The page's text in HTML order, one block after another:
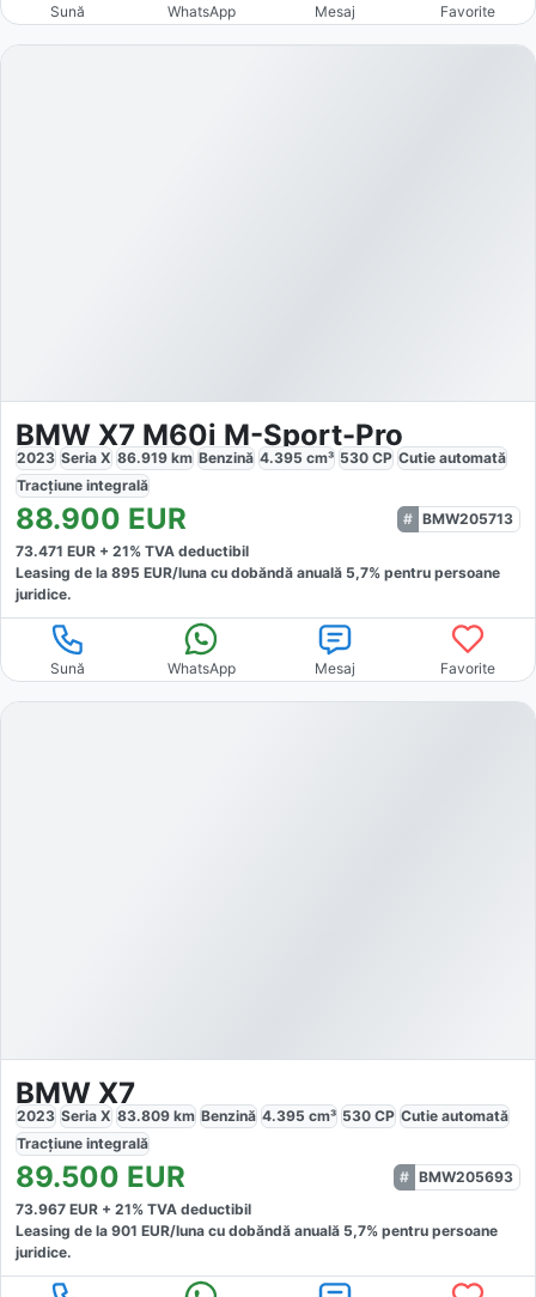
Sună WhatsApp Mesaj Favorite
BMW X7 M60i M-Sport-Pro
2023 Seria X 86.919 km Benzină 4.395 cm³ 530 CP Cutie automată
Tracțiune integrală
88.900 EUR
BMW205713
73.471 EUR + 21% TVA deductibil
Leasing de la 895 EUR/luna cu dobăndă anuală 5,7% pentru persoane
juridice.
Sună WhatsApp Mesaj Favorite
BMW X7
2023 Seria X 83.809 km Benzină 4.395 cm³ 530 CP Cutie automată
Tracțiune integrală
89.500 EUR
BMW205693
73.967 EUR + 21% TVA deductibil
Leasing de la 901 EUR/luna cu dobăndă anuală 5,7% pentru persoane
juridice.